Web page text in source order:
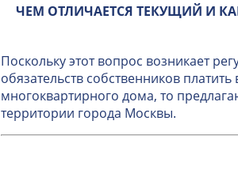
ЧЕМ ОТЛИЧАЕТСЯ ТЕКУЩИЙ И
Поскольку этот вопрос возникает
обязательств собственников
многоквартирного дома, то
территории города Москвы.